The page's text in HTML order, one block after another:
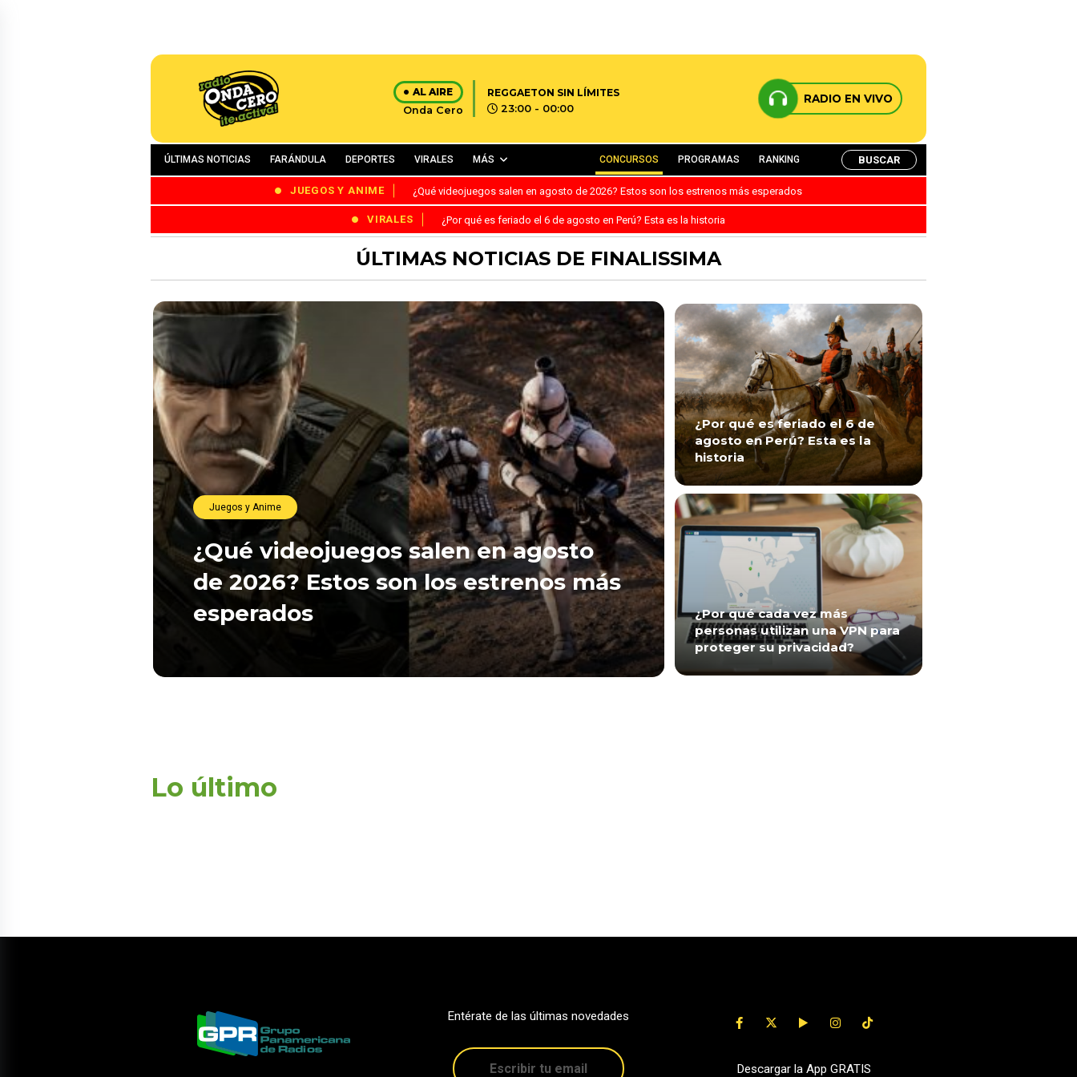
AL AIRE
Onda Cero
REGGAETON SIN LÍMITES
23:00 - 00:00
RADIO EN VIVO
ÚLTIMAS NOTICIAS FARÁNDULA DEPORTES VIRALES MÁS CONCURSOS PROGRAMAS RANKING BUSCAR
JUEGOS Y ANIME ¿Qué videojuegos salen en agosto de 2026? Estos son los estrenos más esperados
VIRALES ¿Por qué es feriado el 6 de agosto en Perú? Esta es la historia
ÚLTIMAS NOTICIAS DE FINALISSIMA
Juegos y Anime
¿Qué videojuegos salen en agosto
de 2026? Estos son los estrenos más
esperados
¿Por qué es feriado el 6 de
agosto en Perú? Esta es la
historia
¿Por qué cada vez más
personas utilizan una VPN para
proteger su privacidad?
Lo último
Entérate de las últimas novedades
Descargar la App GRATIS